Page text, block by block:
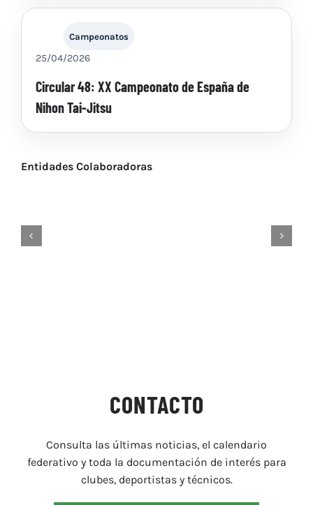
Campeonatos
25/04/2026
Circular 48: XX Campeonato de España de
Nihon Tai-Jitsu
Entidades Colaboradoras
CONTACTO
Consulta las últimas noticias, el calendario
federativo y toda la documentación de interés para
clubes, deportistas y técnicos.